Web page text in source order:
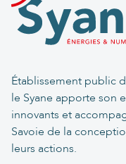
Établissement public
le Syane apporte son
innovants et
Savoie de la
leurs actions.